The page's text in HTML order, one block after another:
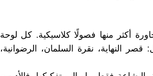
أكثر منها فصولًا كلاسيكية. كل لوحة
النهاية، نقرة السلمان، الرضوانية،